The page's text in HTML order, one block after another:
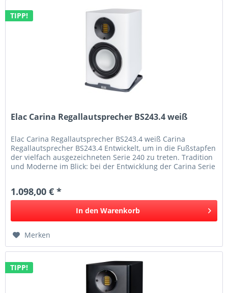
TIPP!
Elac Carina Regallautsprecher BS243.4 weiß
Elac Carina Regallautsprecher BS243.4 weiß Carina
Regallautsprecher BS243.4 Entwickelt, um in die Fußstapfen
der vielfach ausgezeichneten Serie 240 zu treten. Tradition
und Moderne im Blick: bei der Entwicklung der Carina Serie
1.098,00 € *
In den Warenkorb
Merken
TIPP!